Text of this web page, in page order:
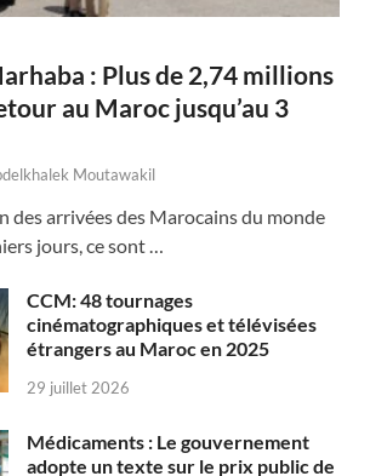
: Plus de 2,74 millions
au Maroc jusqu’au 3
Moutawakil
des arrivées des Marocains du monde
jours, ce sont …
CCM: 48 tournages
cinématographiques et télévisées
étrangers au Maroc en 2025
29 juillet 2026
Médicaments : Le gouvernement
adopte un texte sur le prix public de